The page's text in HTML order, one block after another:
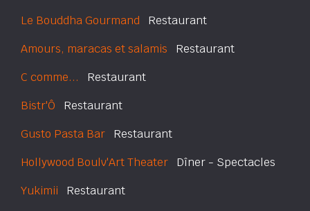
Le Bouddha Gourmand Restaurant
Amours, maracas et salamis Restaurant
C comme... Restaurant
Bistr'Ô Restaurant
Gusto Pasta Bar Restaurant
Hollywood Boulv'Art Theater Dîner - Spectacles
Yukimii Restaurant